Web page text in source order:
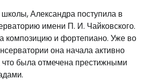
Александра поступила в
имени П. И. Чайковского.
композицию и фортепиано. Уже во
она начала активно
что была отмечена престижными